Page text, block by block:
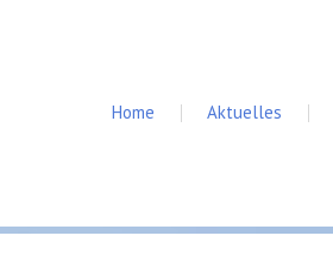
Home Aktuelles